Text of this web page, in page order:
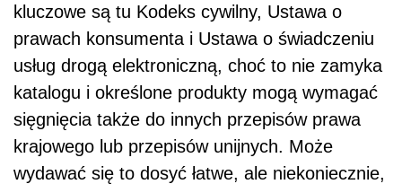
kluczowe są tu Kodeks cywilny, Ustawa o
prawach konsumenta i Ustawa o świadczeniu
usług drogą elektroniczną, choć to nie zamyka
katalogu i określone produkty mogą wymagać
sięgnięcia także do innych przepisów prawa
krajowego lub przepisów unijnych. Może
wydawać się to dosyć łatwe, ale niekoniecznie,